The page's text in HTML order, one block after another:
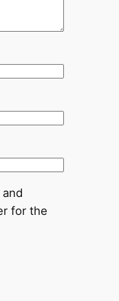
for the